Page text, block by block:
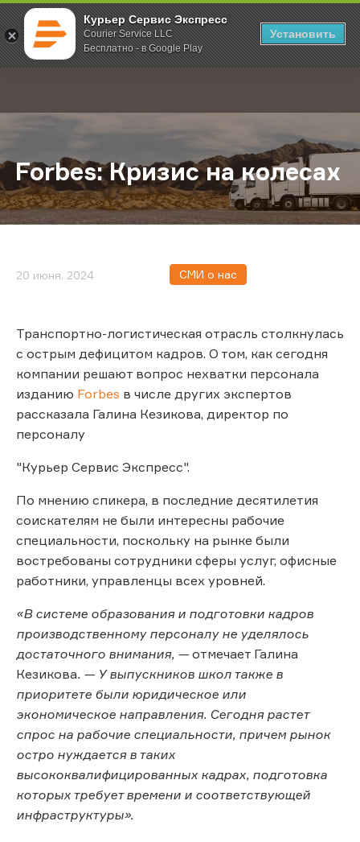
Курьер Сервис Экспресс
Courier Service LLC
Бесплатно - в Google Play
Установить
; Главная О компании Новости Forbes: Кризис на колесах
Forbes: Кризис на колесах
20 июня, 2024 СМИ о нас
Транспортно-логистическая отрасль столкнулась
с острым дефицитом кадров. О том, как сегодня
компании решают вопрос нехватки персонала
изданию Forbes в числе других экспертов
рассказала Галина Кезикова, директор по
персоналу
"Курьер Сервис Экспресс".
По мнению спикера, в последние десятилетия
соискателям не были интересны рабочие
специальности, поскольку на рынке были
востребованы сотрудники сферы услуг, офисные
работники, управленцы всех уровней.
«В системе образования и подготовки кадров
производственному персоналу не уделялось
достаточного внимания, — отмечает Галина
Кезикова. — У выпускников школ также в
приоритете были юридическое или
экономическое направления. Сегодня растет
спрос на рабочие специальности, причем рынок
остро нуждается в таких
высококвалифицированных кадрах, подготовка
которых требует времени и соответствующей
инфраструктуры».